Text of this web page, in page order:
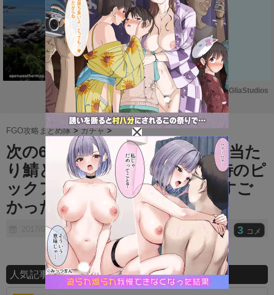
M
u
t
Powered by GliaStudios
FGO攻略まとめ隊 >ガチャ >
次の6章ピックって●●以外全員当た
り鯖とかすごいな ⇒ 実装時のピ
ックアップとかハズレ無しですご
かったな
2017/08/04 3 コメ
人気記事ランキング